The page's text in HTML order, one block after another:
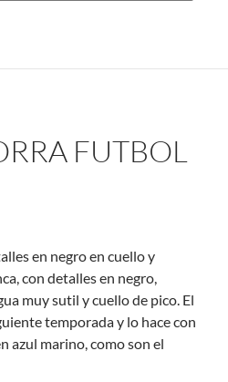
FUTBOL
en negro en cuello y
con detalles en negro,
muy sutil y cuello de pico. El
temporada y lo hace con
azul marino, como son el